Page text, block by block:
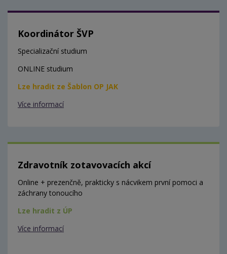
Koordinátor ŠVP
Specializační studium
ONLINE studium
Lze hradit ze Šablon OP JAK
Více informací
Zdravotník zotavovacích akcí
Online + prezenčně, prakticky s nácvikem první pomoci a
záchrany tonoucího
Lze hradit z ÚP
Více informací